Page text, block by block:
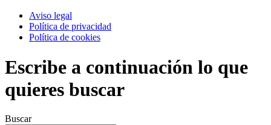
Aviso legal
Política de privacidad
Política de cookies
Escribe a continuación lo que
quieres buscar
Buscar